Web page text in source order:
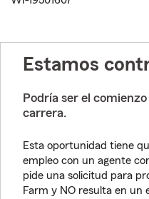
Estamos
Podría ser el
carrera.
Esta oportunidad tiene
empleo con un agente
pide una solicitud para
Farm y NO resulta en un